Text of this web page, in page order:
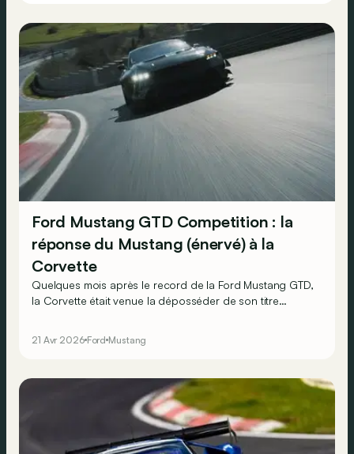
Ford Mustang GTD Competition : la
réponse du Mustang (énervé) à la
Corvette
Quelques mois après le record de la Ford Mustang GTD,
la Corvette était venue la déposséder de son titre
Mustang GTD passe en mode « Competition » pour
21 Avr 2026 Ford Mustang